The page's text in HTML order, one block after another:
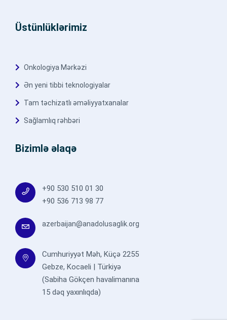
Üstünlüklərimiz
Onkologiya Mərkəzi
Ən yeni tibbi teknologiyalar
Tam təchizatlı əməliyyatxanalar
Sağlamlıq rəhbəri
Bizimlə əlaqə
+90 530 510 01 30
+90 536 713 98 77
azerbaijan@anadolusaglik.org
Cumhuriyyət Məh, Küçə 2255
Gebze, Kocaeli | Türkiyə
(Sabiha Gökçen havalimanına
15 dəq yaxınlıqda)